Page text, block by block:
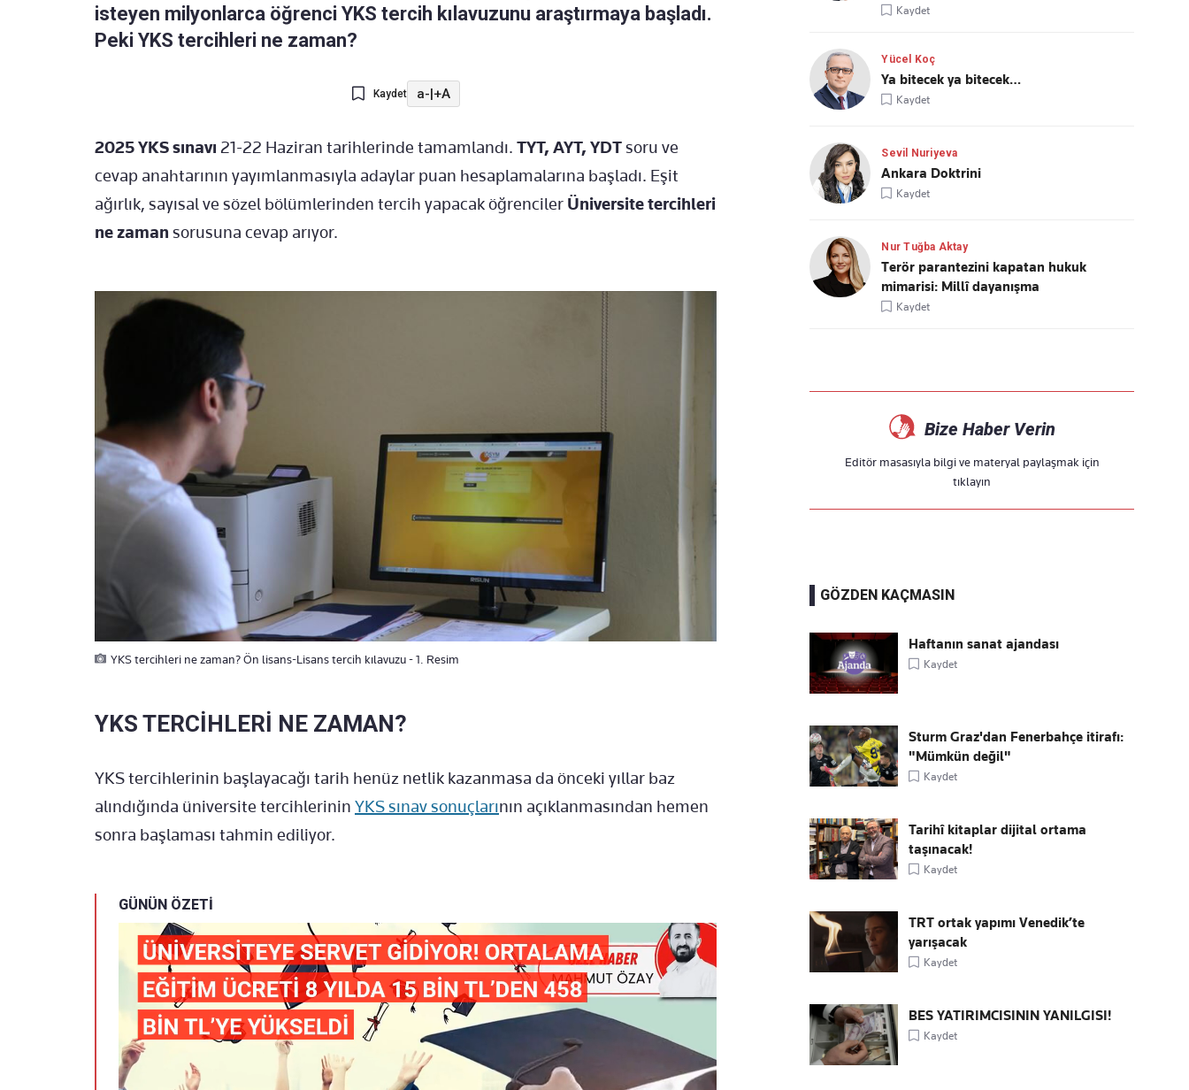
isteyen milyonlarca öğrenci YKS tercih kılavuzunu araştırmaya başladı.
Peki YKS tercihleri ne zaman?
Kaydet a-|+A
2025 YKS sınavı 21-22 Haziran tarihlerinde tamamlandı. TYT, AYT, YDTsoru ve
cevap anahtarının yayımlanmasıyla adaylar puan hesaplamalarına başladı. Eşit
ağırlık, sayısal ve sözel bölümlerinden tercih yapacak öğrenciler Üniversite tercihleri
ne zaman sorusuna cevap arıyor.
YKS tercihleri ne zaman? Ön lisans-Lisans tercih kılavuzu - 1. Resim
YKS TERCİHLERİ NE ZAMAN?
YKS tercihlerinin başlayacağı tarih henüz netlik kazanmasa da önceki yıllar baz
alındığında üniversite tercihlerinin YKS sınav sonuçlarının açıklanmasından hemen
sonra başlaması tahmin ediliyor.
GÜNÜN ÖZETİ
Kaydet
Yücel Koç
Ya bitecek ya bitecek…
Kaydet
Sevil Nuriyeva
Ankara Doktrini
Kaydet
Nur Tuğba Aktay
Terör parantezini kapatan hukuk
mimarisi: Millî dayanışma
Kaydet
Bize Haber Verin
Editör masasıyla bilgi ve materyal paylaşmak için
tıklayın
GÖZDEN KAÇMASIN
Haftanın sanat ajandası
Kaydet
Sturm Graz'dan Fenerbahçe itirafı:
"Mümkün değil"
Kaydet
Tarihî kitaplar dijital ortama
taşınacak!
Kaydet
TRT ortak yapımı Venedik’te
yarışacak
Kaydet
BES YATIRIMCISININ YANILGISI!
Kaydet